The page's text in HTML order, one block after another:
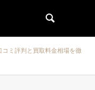
コミ評判と買取料金相場を徹